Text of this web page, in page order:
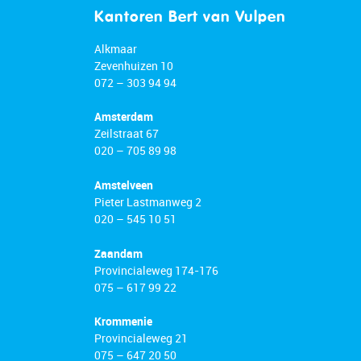
Kantoren Bert van Vulpen
Alkmaar
Zevenhuizen 10
072 – 303 94 94
Amsterdam
Zeilstraat 67
020 – 705 89 98
Amstelveen
Pieter Lastmanweg 2
020 – 545 10 51
Zaandam
Provincialeweg 174-176
075 – 617 99 22
Krommenie
Provincialeweg 21
075 – 647 20 50